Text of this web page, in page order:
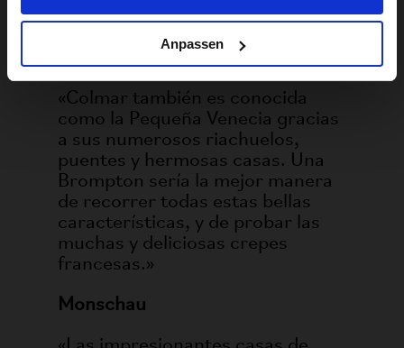
Anpassen
bicicletas».
«Colmar también es conocida
como la Pequeña Venecia gracias
a sus numerosos riachuelos,
puentes y hermosas casas. Una
Brompton sería la mejor manera
de recorrer todas estas bellas
características, y de probar las
muchas y deliciosas crepes
francesas.»
Monschau